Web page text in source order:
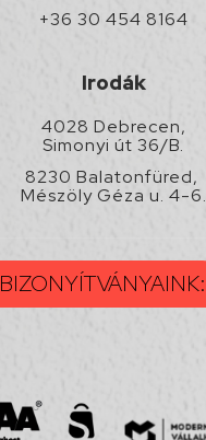
+36 30 454 8164
Irodák
4028 Debrecen,
Simonyi út 36/B.
8230 Balatonfüred,
Mészöly Géza u. 4-6.
BIZONYÍTVÁNYAINK: